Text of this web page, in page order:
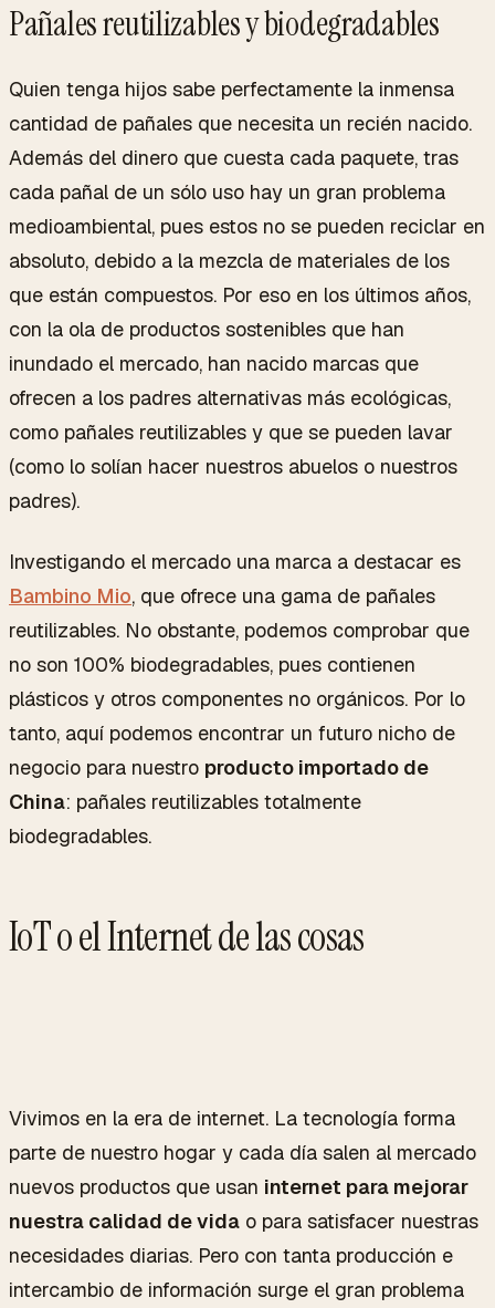
Pañales reutilizables y biodegradables
Quien tenga hijos sabe perfectamente la inmensa
cantidad de pañales que necesita un recién nacido.
Además del dinero que cuesta cada paquete, tras
cada pañal de un sólo uso hay un gran problema
medioambiental, pues estos no se pueden reciclar en
absoluto, debido a la mezcla de materiales de los
que están compuestos. Por eso en los últimos años,
con la ola de productos sostenibles que han
inundado el mercado, han nacido marcas que
ofrecen a los padres alternativas más ecológicas,
como pañales reutilizables y que se pueden lavar
(como lo solían hacer nuestros abuelos o nuestros
padres).
Investigando el mercado una marca a destacar es
Bambino Mio, que ofrece una gama de pañales
reutilizables. No obstante, podemos comprobar que
no son 100% biodegradables, pues contienen
plásticos y otros componentes no orgánicos. Por lo
tanto, aquí podemos encontrar un futuro nicho de
negocio para nuestro producto importado de
China: pañales reutilizables totalmente
biodegradables.
IoT o el Internet de las cosas
Vivimos en la era de internet. La tecnología forma
parte de nuestro hogar y cada día salen al mercado
nuevos productos que usan internet para mejorar
nuestra calidad de vida o para satisfacer nuestras
necesidades diarias. Pero con tanta producción e
intercambio de información surge el gran problema